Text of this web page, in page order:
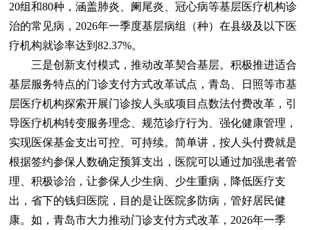
20组和80种，涵盖肺炎、阑尾炎、冠心病等基层医疗机构诊
治的常见病，2026年一季度基层病组（种）在县级及以下医
疗机构就诊率达到82.37%。
三是创新支付模式，推动改革契合基层。积极推进适合
基层服务特点的门诊支付方式改革试点，青岛、日照等市基
层医疗机构探索开展门诊按人头或项目点数法付费改革，引
导医疗机构转变服务理念、规范诊疗行为、强化健康管理，
实现医保基金支出可控、可持续。简单讲，按人头付费就是
根据签约参保人数确定预算支出，医院可以通过加强患者管
理、积极诊治，让参保人少生病、少生重病，降低医疗支
出，省下的钱归医院，目的是让医院多防病，管好居民健
康。如，青岛市大力推动门诊支付方式改革，2026年一季